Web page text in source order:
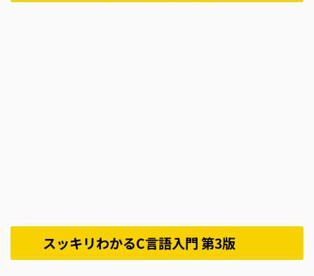
スッキリわかるC言語入門 第3版